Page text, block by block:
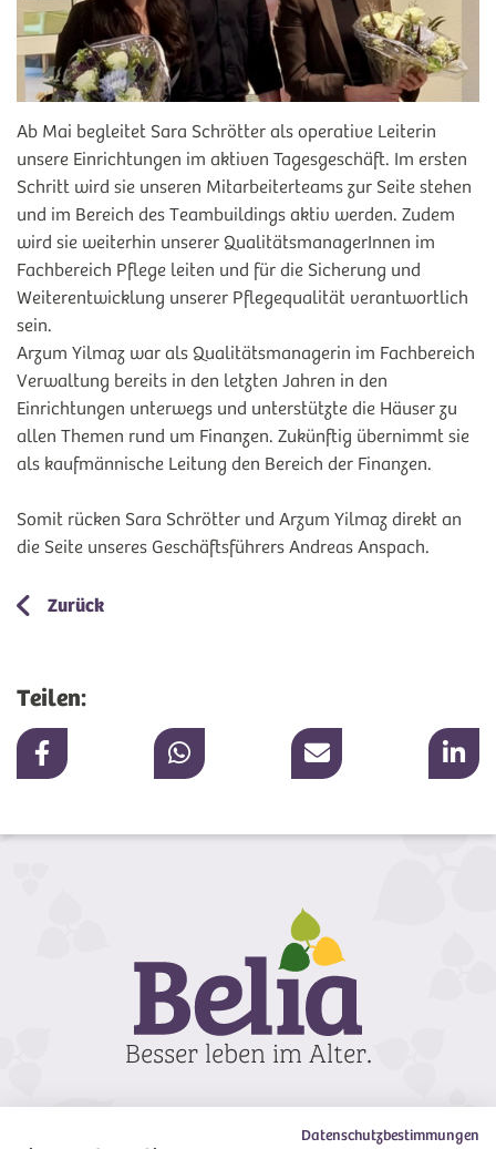
Ab Mai begleitet Sara Schrötter als operative Leiterin
unsere Einrichtungen im aktiven Tagesgeschäft. Im ersten
Schritt wird sie unseren Mitarbeiterteams zur Seite stehen
und im Bereich des Teambuildings aktiv werden. Zudem
wird sie weiterhin unserer QualitätsmanagerInnen im
Fachbereich Pflege leiten und für die Sicherung und
Weiterentwicklung unserer Pflegequalität verantwortlich
sein.
Arzum Yilmaz war als Qualitätsmanagerin im Fachbereich
Verwaltung bereits in den letzten Jahren in den
Einrichtungen unterwegs und unterstützte die Häuser zu
allen Themen rund um Finanzen. Zukünftig übernimmt sie
als kaufmännische Leitung den Bereich der Finanzen.
Somit rücken Sara Schrötter und Arzum Yilmaz direkt an
die Seite unseres Geschäftsführers Andreas Anspach.
Zurück
Teilen:
Datenschutzbestimmungen